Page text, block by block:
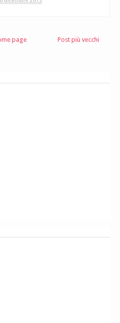
Post più vecchi
page